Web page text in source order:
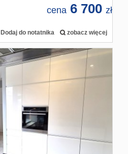
cena 6 700 zł
Dodaj do notatnika zobacz więcej